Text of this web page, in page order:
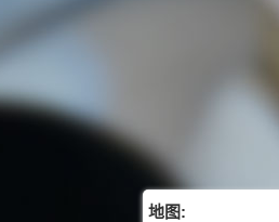
地图: